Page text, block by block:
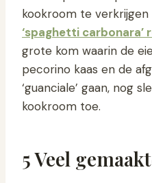
kookroom te verkrijgen
‘spaghetti carbonara’
grote kom waarin de
pecorino kaas en de
‘guanciale’ gaan, nog
kookroom toe.
5 Veel